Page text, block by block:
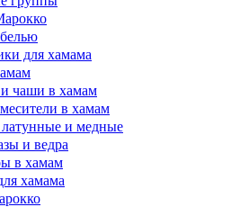
для хамама
чаши в хамам
в хамам
и медные
и ведра
в хамам
хамама